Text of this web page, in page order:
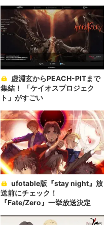
集結！ 「ケイオスプロジェク
ト」がすごい
送前にチェック！
『Fate/Zero』一挙放送決定